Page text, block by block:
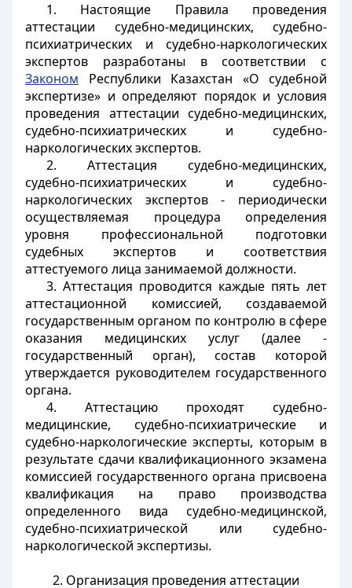
1. Настоящие Правила проведения
аттестации судебно-медицинских, судебно-
психиатрических и судебно-наркологических
экспертов разработаны в соответствии с
Законом Республики Казахстан «О судебной
экспертизе» и определяют порядок и условия
проведения аттестации судебно-медицинских,
судебно-психиатрических и судебно-
наркологических экспертов.
2. Аттестация судебно-медицинских,
судебно-психиатрических и судебно-
наркологических экспертов - периодически
осуществляемая процедура определения
уровня профессиональной подготовки
судебных экспертов и соответствия
аттестуемого лица занимаемой должности.
3. Аттестация проводится каждые пять лет
аттестационной комиссией, создаваемой
государственным органом по контролю в сфере
оказания медицинских услуг (далее -
государственный орган), состав которой
утверждается руководителем государственного
органа.
4. Аттестацию проходят судебно-
медицинские, судебно-психиатрические и
судебно-наркологические эксперты, которым в
результате сдачи квалификационного экзамена
комиссией государственного органа присвоена
квалификация на право производства
определенного вида судебно-медицинской,
судебно-психиатрической или судебно-
наркологической экспертизы.
2. Организация проведения аттестации